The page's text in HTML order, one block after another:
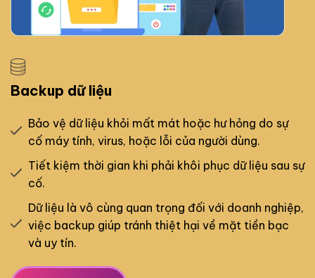
Backup dữ liệu
Bảo vệ dữ liệu khỏi mất mát hoặc hư hỏng do sự
cố máy tính, virus, hoặc lỗi của người dùng.
Tiết kiệm thời gian khi phải khôi phục dữ liệu sau sự
cố.
Dữ liệu là vô cùng quan trọng đối với doanh nghiệp,
việc backup giúp tránh thiệt hại về mặt tiền bạc
và uy tín.